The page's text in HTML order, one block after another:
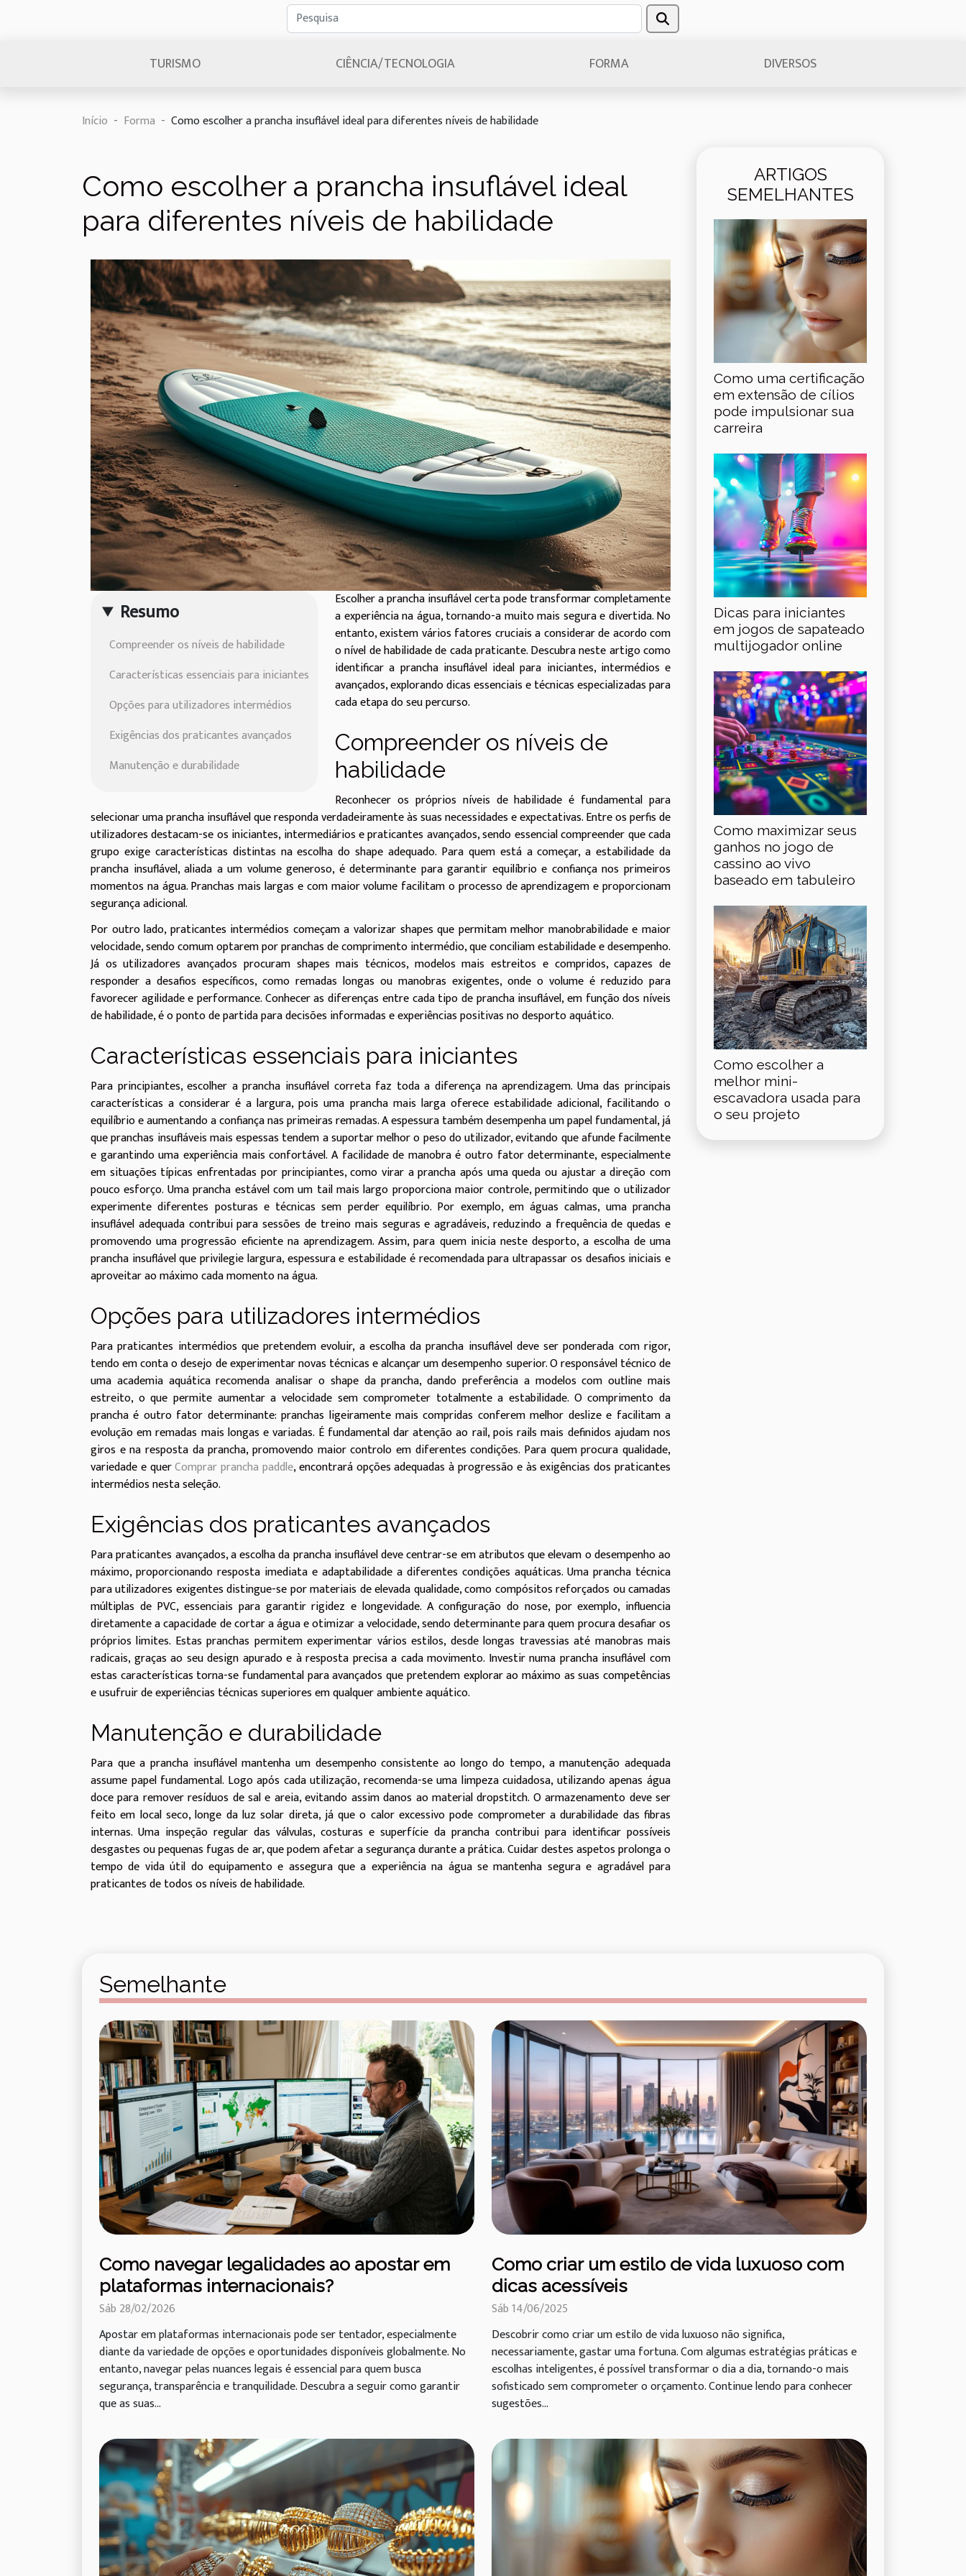
TURISMO CIÊNCIA/TECNOLOGIA FORMA DIVERSOS
Início Forma Como escolher a prancha insuflável ideal para diferentes níveis de habilidade
Como escolher a prancha insuflável ideal
para diferentes níveis de habilidade
Resumo
Compreender os níveis de habilidade
Características essenciais para iniciantes
Opções para utilizadores intermédios
Exigências dos praticantes avançados
Manutenção e durabilidade
Escolher a prancha insuflável certa pode transformar completamente
a experiência na água, tornando-a muito mais segura e divertida. No
entanto, existem vários fatores cruciais a considerar de acordo com
o nível de habilidade de cada praticante. Descubra neste artigo como
identificar a prancha insuflável ideal para iniciantes, intermédios e
avançados, explorando dicas essenciais e técnicas especializadas para
cada etapa do seu percurso.
Compreender os níveis de
habilidade
Reconhecer os próprios níveis de habilidade é fundamental para
selecionar uma prancha insuflável que responda verdadeiramente às suas necessidades e expectativas. Entre os perfis de
utilizadores destacam-se os iniciantes, intermediários e praticantes avançados, sendo essencial compreender que cada
grupo exige características distintas na escolha do shape adequado. Para quem está a começar, a estabilidade da
prancha insuflável, aliada a um volume generoso, é determinante para garantir equilíbrio e confiança nos primeiros
momentos na água. Pranchas mais largas e com maior volume facilitam o processo de aprendizagem e proporcionam
segurança adicional.
Por outro lado, praticantes intermédios começam a valorizar shapes que permitam melhor manobrabilidade e maior
velocidade, sendo comum optarem por pranchas de comprimento intermédio, que conciliam estabilidade e desempenho.
Já os utilizadores avançados procuram shapes mais técnicos, modelos mais estreitos e compridos, capazes de
responder a desafios específicos, como remadas longas ou manobras exigentes, onde o volume é reduzido para
favorecer agilidade e performance. Conhecer as diferenças entre cada tipo de prancha insuflável, em função dos níveis
de habilidade, é o ponto de partida para decisões informadas e experiências positivas no desporto aquático.
Características essenciais para iniciantes
Para principiantes, escolher a prancha insuflável correta faz toda a diferença na aprendizagem. Uma das principais
características a considerar é a largura, pois uma prancha mais larga oferece estabilidade adicional, facilitando o
equilíbrio e aumentando a confiança nas primeiras remadas. A espessura também desempenha um papel fundamental, já
que pranchas insufláveis mais espessas tendem a suportar melhor o peso do utilizador, evitando que afunde facilmente
e garantindo uma experiência mais confortável. A facilidade de manobra é outro fator determinante, especialmente
em situações típicas enfrentadas por principiantes, como virar a prancha após uma queda ou ajustar a direção com
pouco esforço. Uma prancha estável com um tail mais largo proporciona maior controle, permitindo que o utilizador
experimente diferentes posturas e técnicas sem perder equilíbrio. Por exemplo, em águas calmas, uma prancha
insuflável adequada contribui para sessões de treino mais seguras e agradáveis, reduzindo a frequência de quedas e
promovendo uma progressão eficiente na aprendizagem. Assim, para quem inicia neste desporto, a escolha de uma
prancha insuflável que privilegie largura, espessura e estabilidade é recomendada para ultrapassar os desafios iniciais e
aproveitar ao máximo cada momento na água.
Opções para utilizadores intermédios
Para praticantes intermédios que pretendem evoluir, a escolha da prancha insuflável deve ser ponderada com rigor,
tendo em conta o desejo de experimentar novas técnicas e alcançar um desempenho superior. O responsável técnico de
uma academia aquática recomenda analisar o shape da prancha, dando preferência a modelos com outline mais
estreito, o que permite aumentar a velocidade sem comprometer totalmente a estabilidade. O comprimento da
prancha é outro fator determinante: pranchas ligeiramente mais compridas conferem melhor deslize e facilitam a
evolução em remadas mais longas e variadas. É fundamental dar atenção ao rail, pois rails mais definidos ajudam nos
giros e na resposta da prancha, promovendo maior controlo em diferentes condições. Para quem procura qualidade,
variedade e querComprar prancha paddle, encontrará opções adequadas à progressão e às exigências dos praticantes
intermédios nesta seleção.
Exigências dos praticantes avançados
Para praticantes avançados, a escolha da prancha insuflável deve centrar-se em atributos que elevam o desempenho ao
máximo, proporcionando resposta imediata e adaptabilidade a diferentes condições aquáticas. Uma prancha técnica
para utilizadores exigentes distingue-se por materiais de elevada qualidade, como compósitos reforçados ou camadas
múltiplas de PVC, essenciais para garantir rigidez e longevidade. A configuração do nose, por exemplo, influencia
diretamente a capacidade de cortar a água e otimizar a velocidade, sendo determinante para quem procura desafiar os
próprios limites. Estas pranchas permitem experimentar vários estilos, desde longas travessias até manobras mais
radicais, graças ao seu design apurado e à resposta precisa a cada movimento. Investir numa prancha insuflável com
estas características torna-se fundamental para avançados que pretendem explorar ao máximo as suas competências
e usufruir de experiências técnicas superiores em qualquer ambiente aquático.
Manutenção e durabilidade
Para que a prancha insuflável mantenha um desempenho consistente ao longo do tempo, a manutenção adequada
assume papel fundamental. Logo após cada utilização, recomenda-se uma limpeza cuidadosa, utilizando apenas água
doce para remover resíduos de sal e areia, evitando assim danos ao material dropstitch. O armazenamento deve ser
feito em local seco, longe da luz solar direta, já que o calor excessivo pode comprometer a durabilidade das fibras
internas. Uma inspeção regular das válvulas, costuras e superfície da prancha contribui para identificar possíveis
desgastes ou pequenas fugas de ar, que podem afetar a segurança durante a prática. Cuidar destes aspetos prolonga o
tempo de vida útil do equipamento e assegura que a experiência na água se mantenha segura e agradável para
praticantes de todos os níveis de habilidade.
ARTIGOS
SEMELHANTES
Como uma certificação
em extensão de cílios
pode impulsionar sua
carreira
Dicas para iniciantes
em jogos de sapateado
multijogador online
Como maximizar seus
ganhos no jogo de
cassino ao vivo
baseado em tabuleiro
Como escolher a
melhor mini-
escavadora usada para
o seu projeto
Semelhante
Como navegar legalidades ao apostar em
plataformas internacionais?
Sáb 28/02/2026
Apostar em plataformas internacionais pode ser tentador, especialmente
diante da variedade de opções e oportunidades disponíveis globalmente. No
entanto, navegar pelas nuances legais é essencial para quem busca
segurança, transparência e tranquilidade. Descubra a seguir como garantir
que as suas...
Como criar um estilo de vida luxuoso com
dicas acessíveis
Sáb 14/06/2025
Descobrir como criar um estilo de vida luxuoso não significa,
necessariamente, gastar uma fortuna. Com algumas estratégias práticas e
escolhas inteligentes, é possível transformar o dia a dia, tornando-o mais
sofisticado sem comprometer o orçamento. Continue lendo para conhecer
sugestões...